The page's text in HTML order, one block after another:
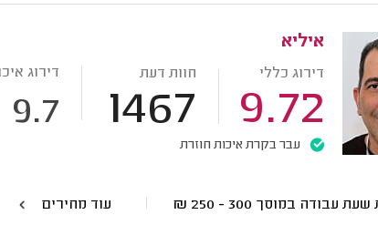
איליא
דירוג כללי
9.72
חוות דעת
1467
דירוג
9.7
עבר בקרת איכות חוזרת
שעת עבודה במוסך 300 - 250
₪ עוד מחירים